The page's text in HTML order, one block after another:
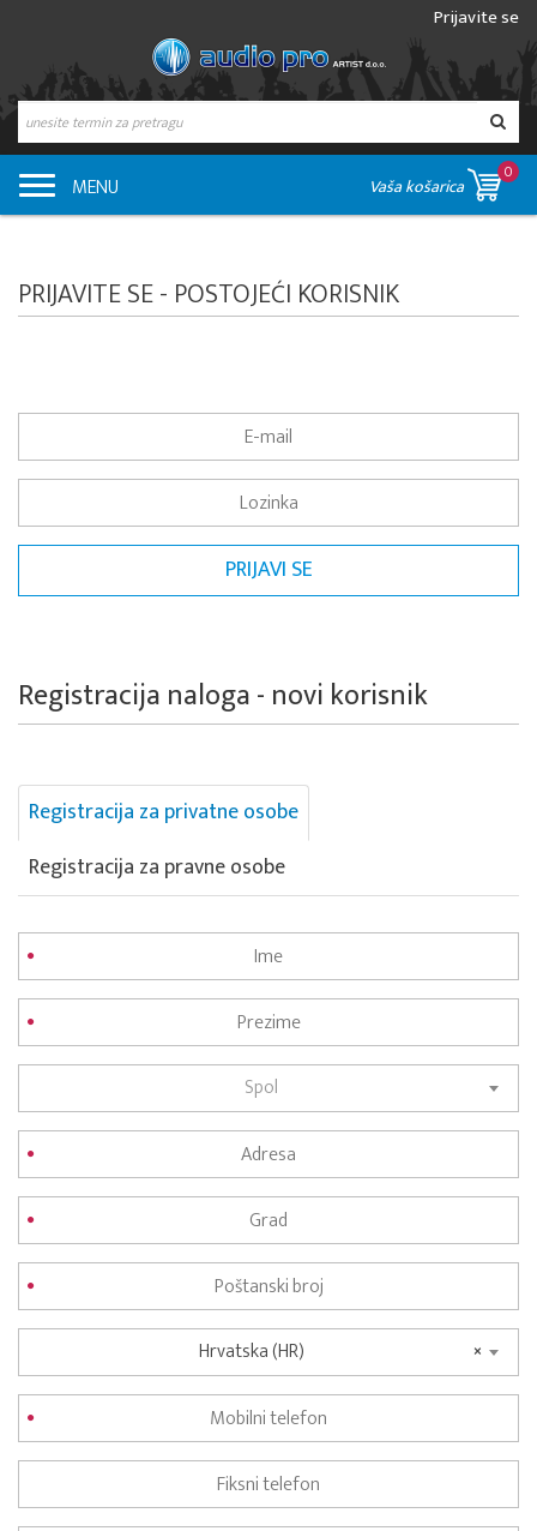
Prijavite se
MENU Vaša košarica
0
PRIJAVITE SE - POSTOJEĆI KORISNIK
Registracija naloga - novi korisnik
Registracija za privatne osobe
Registracija za pravne osobe
Spol
×
Hrvatska (HR)